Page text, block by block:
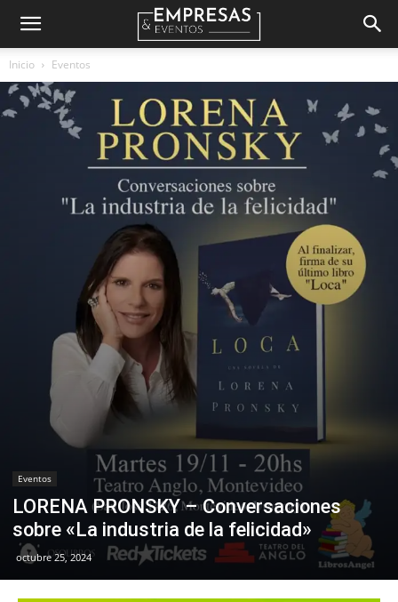
Empresas
&
Inicio Eventos
Eventos
LORENA PRONSKY – Conversaciones
sobre «La industria de la felicidad»
octubre 25, 2024